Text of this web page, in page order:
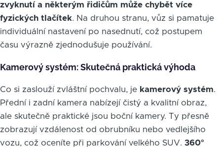
zvyknutí a některým řidičům může chybět více
fyzických tlačítek. Na druhou stranu, vůz si pamatuje
individuální nastavení po nasednutí, což postupem
času výrazně zjednodušuje používání.
Kamerový systém: Skutečná praktická výhoda
Co si zaslouží zvláštní pochvalu, je kamerový systém.
Přední i zadní kamera nabízejí čistý a kvalitní obraz,
ale skutečně praktické jsou boční kamery. Ty přesně
zobrazují vzdálenost od obrubníku nebo vedlejšího
vozu, což oceníte při parkování velkého SUV. 360°